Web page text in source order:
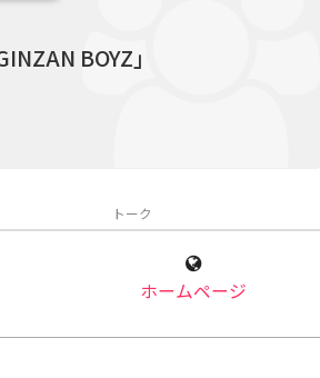
BOYZ」
トーク
ホームページ